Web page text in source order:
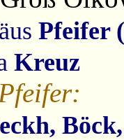
Pfeifer
Kreuz